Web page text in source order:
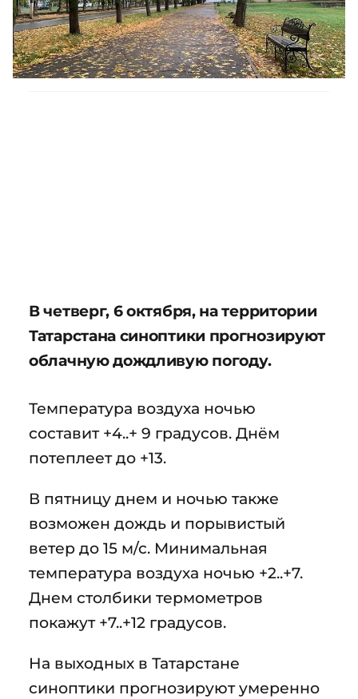
В четверг, 6 октября, на территории
Татарстана синоптики прогнозируют
облачную дождливую погоду.
Температура воздуха ночью
составит +4..+ 9 градусов. Днём
потеплеет до +13.
В пятницу днем и ночью также
возможен дождь и порывистый
ветер до 15 м/с. Минимальная
температура воздуха ночью +2..+7.
Днем столбики термометров
покажут +7..+12 градусов.
На выходных в Татарстане
синоптики прогнозируют умеренно